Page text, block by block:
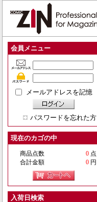
会員メニュー
メールアドレスを記憶
パスワードを忘れた方
現在のカゴの中
商品点数 0 点
合計金額
0 円
入荷日検索